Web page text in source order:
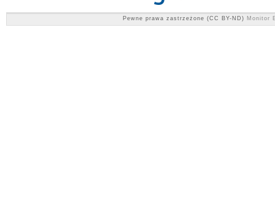
Pewne prawa zastrzeżone (CC BY-ND) Monitor